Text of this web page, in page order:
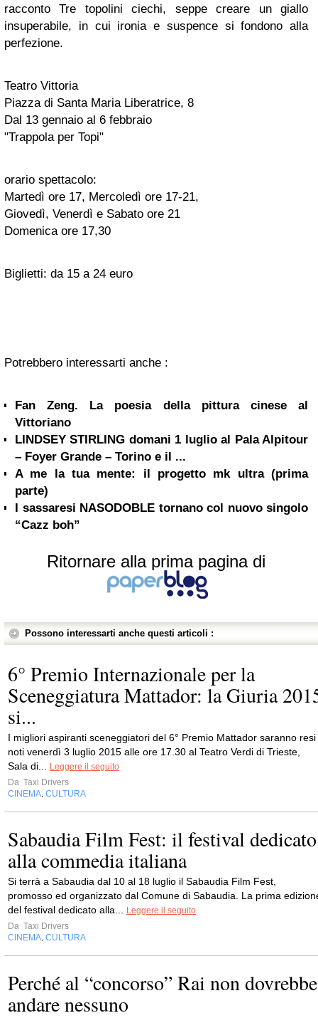
racconto Tre topolini ciechi, seppe creare un giallo
insuperabile, in cui ironia e suspence si fondono alla
perfezione.
Teatro Vittoria
Piazza di Santa Maria Liberatrice, 8
Dal 13 gennaio al 6 febbraio
"Trappola per Topi"
orario spettacolo:
Martedì ore 17, Mercoledì ore 17-21,
Giovedì, Venerdì e Sabato ore 21
Domenica ore 17,30
Biglietti: da 15 a 24 euro
Potrebbero interessarti anche :
Fan Zeng. La poesia della pittura cinese al
Vittoriano
LINDSEY STIRLING domani 1 luglio al Pala Alpitour
– Foyer Grande – Torino e il ...
A me la tua mente: il progetto mk ultra (prima
parte)
I sassaresi NASODOBLE tornano col nuovo singolo
“Cazz boh”
Ritornare alla prima pagina di
Possono interessarti anche questi articoli :
6° Premio Internazionale per la
Sceneggiatura Mattador: la Giuria
si...
I migliori aspiranti sceneggiatori del 6° Premio Mattador saranno resi
noti venerdì 3 luglio 2015 alle ore 17.30 al Teatro Verdi di Trieste,
Sala di...
Leggere il seguito
Da Taxi Drivers
CINEMA CULTURA
Sabaudia Film Fest: il festival dedicato
alla commedia italiana
Si terrà a Sabaudia dal 10 al 18 luglio il Sabaudia Film Fest,
promosso ed organizzato dal Comune di Sabaudia. La prima
del festival dedicato alla...
Leggere il seguito
Da Taxi Drivers
CINEMA CULTURA
Perché al “concorso” Rai non dovrebbe
andare nessuno